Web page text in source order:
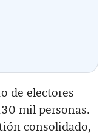
de electores
mil personas.
consolidado,